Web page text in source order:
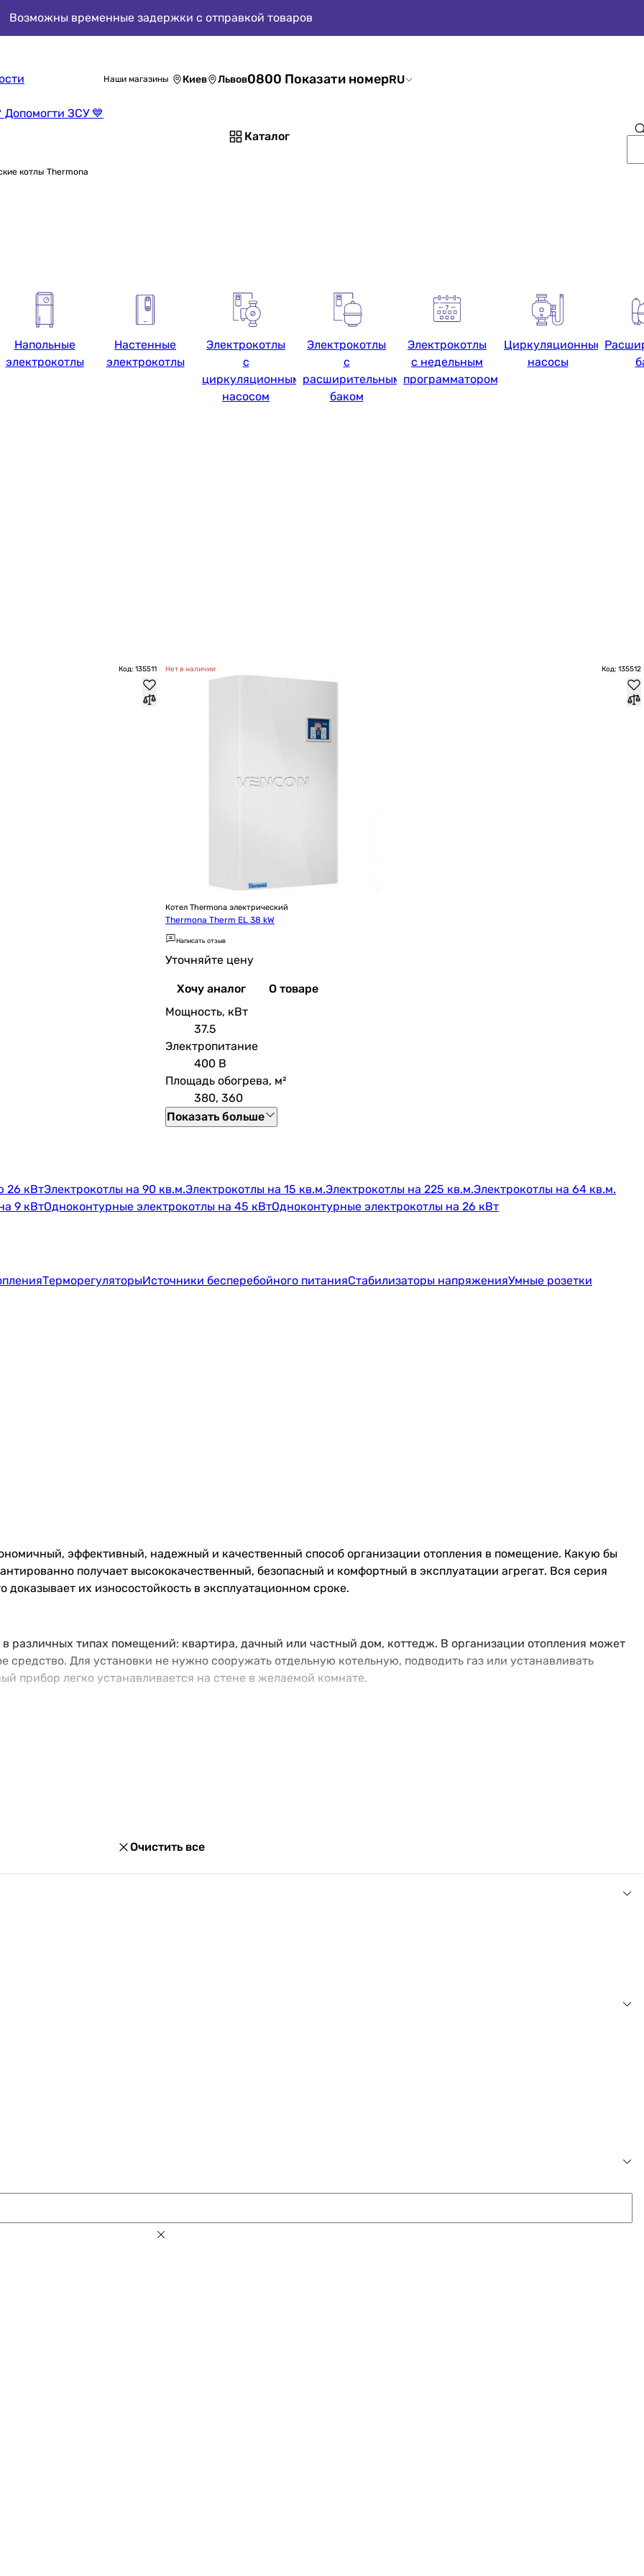
Возможны временные задержки с отправкой товаров
Допомогти ЗСУ 💙
Наши магазины Киев Львов0800 Показати номерRU
Каталог
котлы Thermona
Напольные
электрокотлы
Настенные
электрокотлы
Электрокотлы
с
циркуляционным
насосом
Электрокотлы
с
расширительным
баком
Электрокотлы
с недельным
программатором
Циркуляционные
насосы
Код: 135511 Нет в наличии Код: 135512
Котел Thermona электрический
Thermona Therm EL 38 kW
Написать отзыв
Уточняйте цену
Хочу аналог
О товаре
Мощность, кВт
37.5
Электропитание
400 В
Площадь обогрева, м²
380, 360
Показать больше
26 кВтЭлектрокотлы на 90 кв.м.Электрокотлы на 15 кв.м.Электрокотлы на 225 кв.м.Электрокотлы на 64 кв.м.
9 кВтОдноконтурные электрокотлы на 45 кВтОдноконтурные электрокотлы на 26 кВт
ТерморегуляторыИсточники бесперебойного питанияСтабилизаторы напряженияУмные розетки
эффективный, надежный и качественный способ организации отопления в помещение. Какую бы
получает высококачественный, безопасный и комфортный в эксплуатации агрегат. Вся серия
их износостойкость в эксплуатационном сроке.
различных типах помещений: квартира, дачный или частный дом, коттедж. В организации отопления может
средство. Для установки не нужно сооружать отдельную котельную, подводить газ или устанавливать
прибор легко устанавливается на стене в желаемой комнате.
удаленного управления.
собой надежное, качественное и выгодное для пользователя отопительный устройство. Высокая
впишется в уже существующую интерьерную обстановку. До того, благодаря небольшим размерам не
марки Thermona. Вас ждет большой выбор, актуальные модели и приятные цены. Модельный ряд
характеристик. Описание и подробную информацию вы найдете в карточке товара, где представлена и
эксперты окажут необходимую помощь. Мы ответим на все вопросы, подберем модель с учетом
Товар сопровождает соответствующая документация (инструкция и прочее), а также Официальная гарантия
у нас без накруток. Более того, котлы данной торговой марки регулярно становятся акционными
Очистить все